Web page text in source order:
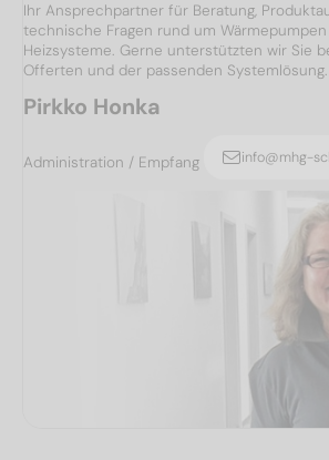
Ihr Ansprechpartner für Beratung,
technische Fragen rund um
Heizsysteme. Gerne unterstützten wir Sie
Offerten und der passenden Systemlösung.
Pirkko Honka
Administration / Empfang info@mhg-